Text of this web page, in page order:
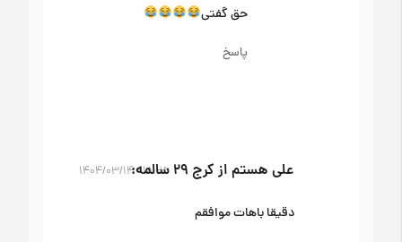
حق گفتی
پاسخ
علی هستم از کرج ۲۹ سالمه ۱۸:۲۵ - ۱۴۰۴/۰۳/۱۴
دقیقا باهات موافقم